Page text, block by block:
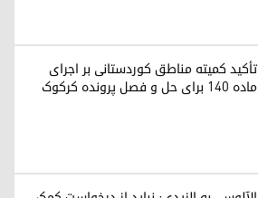
تأکید کمیته مناطق کوردستانی بر اجرای
ماده ۱۴۰ برای حل و فصل پرونده کرکوک